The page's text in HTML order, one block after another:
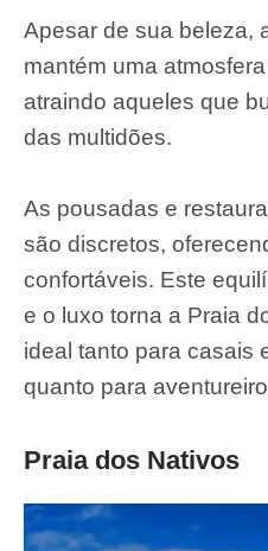
Apesar de sua beleza,
mantém uma atmosfera
atraindo aqueles que
das multidões.
As pousadas e
são discretos,
confortáveis. Este
e o luxo torna a Praia
ideal tanto para casais
quanto para
Praia dos Nativos